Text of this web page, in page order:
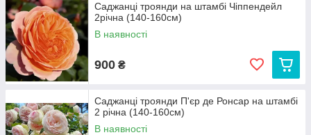
Саджанці троянди на штамбі Чіппендейл
2річна (140-160см)
В наявності
900 ₴
Саджанці троянди П'єр де Ронсар на штамбі
2 річна (140-160см)
В наявності